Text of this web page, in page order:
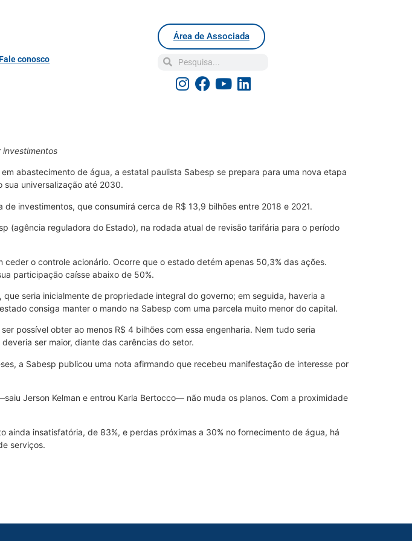
Fale conosco
Área de Associada
abastecimento de água, a estatal paulista Sabesp se prepara para uma nova etapa
universalização até 2030.
investimentos, que consumirá cerca de R$ 13,9 bilhões entre 2018 e 2021.
(agência reguladora do Estado), na rodada atual de revisão tarifária para o período
o controle acionário. Ocorre que o estado detém apenas 50,3% das ações.
participação caísse abaixo de 50%.
seria inicialmente de propriedade integral do governo; em seguida, haveria a
consiga manter o mando na Sabesp com uma parcela muito menor do capital.
possível obter ao menos R$ 4 bilhões com essa engenharia. Nem tudo seria
ser maior, diante das carências do setor.
a Sabesp publicou uma nota afirmando que recebeu manifestação de interesse por
Jerson Kelman e entrou Karla Bertocco— não muda os planos. Com a proximidade
insatisfatória, de 83%, e perdas próximas a 30% no fornecimento de água, há
serviços.